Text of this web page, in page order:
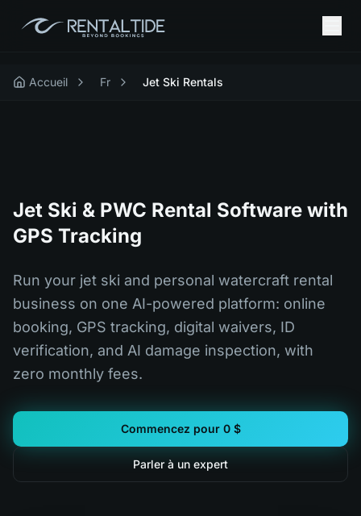
Accueil Fr Jet Ski Rentals
Jet Ski & PWC Rental Software with
GPS Tracking
Run your jet ski and personal watercraft rental
business on one AI-powered platform: online
booking, GPS tracking, digital waivers, ID
verification, and AI damage inspection, with
zero monthly fees.
Commencez pour 0 $
Parler à un expert